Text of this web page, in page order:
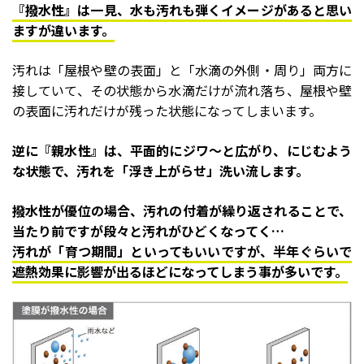
『撥水性』は一見、水も汚れも弾くイメージがあると思い
ますが違います。
汚れは「屋根や壁の表面」と「水滴の外側・周り」両方に
接していて、その状態から水滴だけが流れ落ち、屋根や壁
の表面に汚れだけが残った状態になってしまいます。
逆に『親水性』は、平面的にジワ～と広がり、にじむよう
な状態で、汚れを「浮き上がらせ」洗い流します。
撥水性が優位の場合、汚れの付着が繰り返されることで、
当たり前ですが段々と汚れがひどくなってく…
汚れが「育つ期間」といってもいいですが、半年ぐらいで
遮熱効果に影響が出るほどになってしまう事が多いです。